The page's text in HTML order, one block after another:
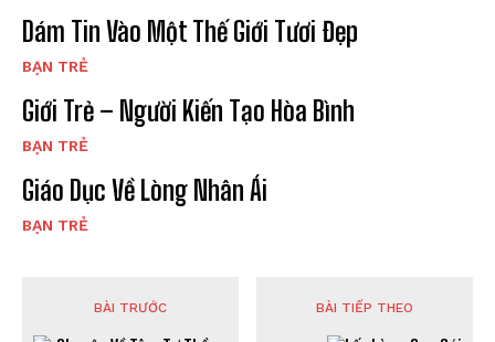
Dám Tin Vào Một Thế Giới Tươi Đẹp
BẠN TRẺ
Giới Trẻ – Người Kiến Tạo Hòa Bình
BẠN TRẺ
Giáo Dục Về Lòng Nhân Ái
BẠN TRẺ
BÀI TRƯỚC BÀI TIẾP THEO